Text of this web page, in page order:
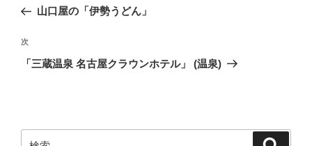
ナ
ビ
ゲ
ン
の
稿
山口屋の「伊勢うどん」
次
の
次
「三蔵温泉 名古屋クラウンホテル」 (温泉)